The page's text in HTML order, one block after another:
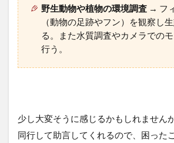
野生動物や植物の環境調査→ フ
（動物の足跡やフン）を観察し
る。また水質調査やカメラでの
行う。
少し大変そうに感じるかもしれません
同行して助言してくれるので、困った